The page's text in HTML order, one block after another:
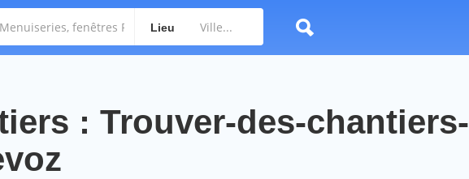
Lieu
: Trouver-des-chantiers-